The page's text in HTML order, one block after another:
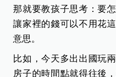
那就要教孩子思考：要
讓家裡的錢可以不用花
意思。
比如，今天多出出國玩
房子的時間點就得往後